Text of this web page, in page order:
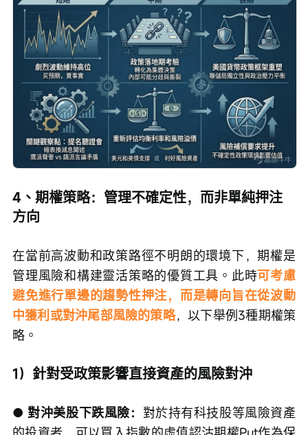
4、期權策略：管理不確定性，而非單純押注
方向
在當前高波動和政策路徑不明朗的環境下，期權是
管理風險和構建靈活策略的優質工具。此時可考慮
避免進行單邊的趨勢性押注，而是轉向旨在從波動
中獲利或對沖尾部風險的策略，以下舉例3種期權策
略。
1）針對受政策影響直接資產的風險對沖
● 對沖美股下跌風險： 對於持有科技股等風險資產